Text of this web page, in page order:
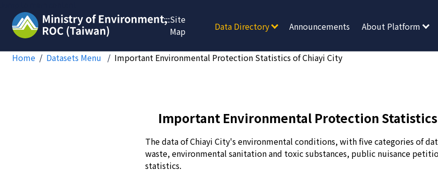
:::Site
Map
Data Directory Announcements About Platform
Home Datasets Menu
Important Environmental Protection Statistics of Chiayi City
Important Environmental Protection
The data of Chiayi City's environmental conditions, with five categories of
waste, environmental sanitation and toxic substances, public nuisance
statistics.